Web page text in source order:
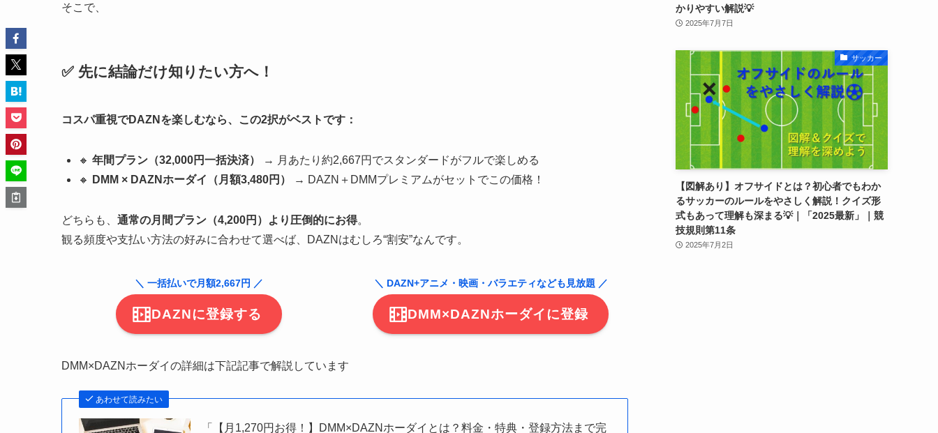
そこで、
✅ 先に結論だけ知りたい方へ！
コスパ重視でDAZNを楽しむなら、この2択がベストです：
🔸 年間プラン（32,000円一括決済）
→ 月あたり約2,667円でスタンダードがフルで楽しめる
🔸
DMM × DAZNホーダイ（月額3,480円） → DAZN＋DMMプレミアムがセットでこの価格！
どちらも、 通常の月間プラン（4,200円）より圧倒的にお得。
観る頻度や支払い方法の好みに合わせて選べば、DAZNはむしろ“割安”なんです。
＼ 一括払いで月額2,667円 ／
DAZNに登録する
＼ DAZN+アニメ・映画・バラエティなども見放題 ／
DMM×DAZNホーダイに登録
DMM×DAZNホーダイの詳細は下記記事で解説しています
あわせて読みたい
「【月1,270円お得！】DMM×DAZNホーダイとは？料金・特典・登録方法まで完
かりやすい解説💡
2025年7月7日
サッカー
【図解あり】オフサイドとは？初心者でもわか
るサッカーのルールをやさしく解説！クイズ形
式もあって理解も深まる💡｜「2025最新」｜競
技規則第11条
2025年7月2日